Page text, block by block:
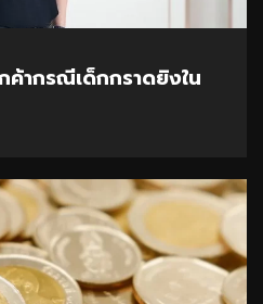
ากรณีเด็กกราดยิงใน